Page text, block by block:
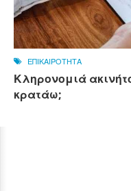
ΕΠΙΚΑΙΡΟΤΗΤΑ
Κληρονομιά
κρατάω;